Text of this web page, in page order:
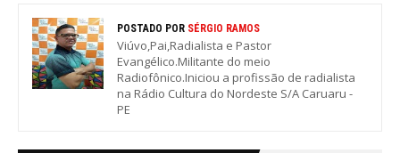
POSTADO POR SÉRGIO RAMOS
Viúvo,Pai,Radialista e Pastor
Evangélico.Militante do meio
Radiofônico.Iniciou a profissão de radialista
na Rádio Cultura do Nordeste S/A Caruaru -
PE